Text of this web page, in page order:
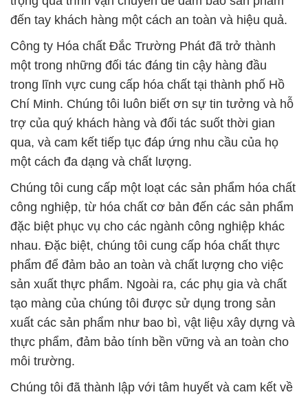
đến tay khách hàng một cách an toàn và hiệu quả.
Công ty Hóa chất Đắc Trường Phát đã trở thành
một trong những đối tác đáng tin cậy hàng đầu
trong lĩnh vực cung cấp hóa chất tại thành phố Hồ
Chí Minh. Chúng tôi luôn biết ơn sự tin tưởng và hỗ
trợ của quý khách hàng và đối tác suốt thời gian
qua, và cam kết tiếp tục đáp ứng nhu cầu của họ
một cách đa dạng và chất lượng.
Chúng tôi cung cấp một loạt các sản phẩm hóa chất
công nghiệp, từ hóa chất cơ bản đến các sản phẩm
đặc biệt phục vụ cho các ngành công nghiệp khác
nhau. Đặc biệt, chúng tôi cung cấp hóa chất thực
phẩm để đảm bảo an toàn và chất lượng cho việc
sản xuất thực phẩm. Ngoài ra, các phụ gia và chất
tạo màng của chúng tôi được sử dụng trong sản
xuất các sản phẩm như bao bì, vật liệu xây dựng và
thực phẩm, đảm bảo tính bền vững và an toàn cho
môi trường.
Chúng tôi đã thành lập với tâm huyết và cam kết về